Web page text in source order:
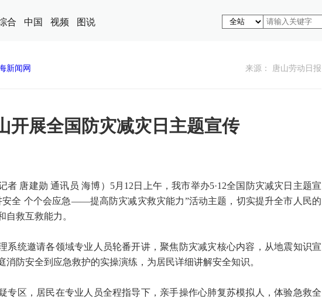
合 中国 视频 图说
新闻网 来源： 唐山劳动日报
开展全国防灾减灾日主题宣传
记者 唐建勋 通讯员 海博）5月12日上午，我市举办5·12全国防灾减灾日主题宣
安全 个个会应急——提高防灾减灾救灾能力”活动主题，切实提升全市人民的
自救互救能力。
系统邀请各领域专业人员轮番开讲，聚焦防灾减灾核心内容，从地震知识宣
消防安全到应急救护的实操演练，为居民详细讲解安全知识。
专区，居民在专业人员全程指导下，亲手操作心肺复苏模拟人，体验急救全